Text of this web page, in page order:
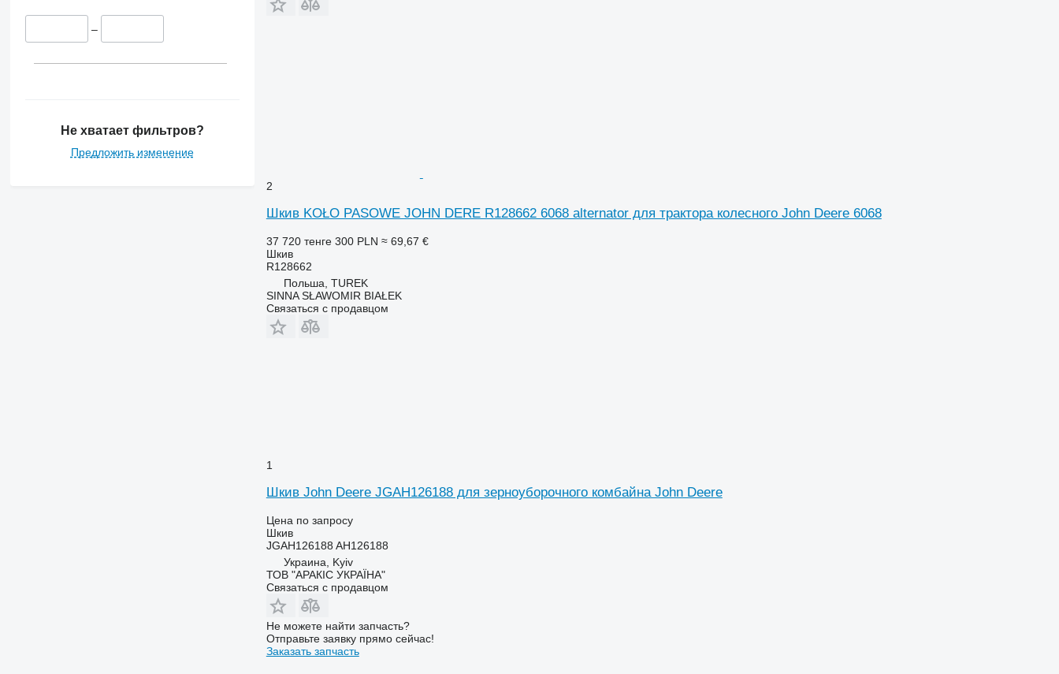
–
Не хватает фильтров?
Предложить изменение
2
Шкив KOŁO PASOWE JOHN DERE R128662 6068 alternator для трактора колесного John Deere 6068
37 720 тенге 300 PLN ≈ 69,67 €
Шкив
R128662
Польша, TUREK
SINNA SŁAWOMIR BIAŁEK
Связаться с продавцом
1
Шкив John Deere JGAH126188 для зерноуборочного комбайна John Deere
Цена по запросу
Шкив
JGAH126188 AH126188
Украина, Kyiv
ТОВ "АРАКІС УКРАЇНА"
Связаться с продавцом
Не можете найти запчасть?
Отправьте заявку прямо сейчас!
Заказать запчасть